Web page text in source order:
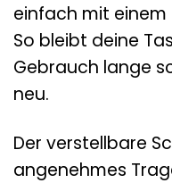
einfach mit
So bleibt deine
Gebrauch lange
neu.
Der verstellbare
angenehmes